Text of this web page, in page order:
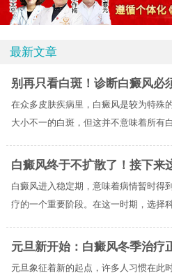
最新文章
别再只看白斑！诊断白癜风必
在众多皮肤疾病里，白癜风是较为特殊
大小不一的白斑，但这并不意味着所有
白癜风终于不扩散了！接下来
白癜风进入稳定期，意味着病情暂时得
疗的一个重要阶段。在这一时期，选择
元旦新开始：白癜风冬季治疗
元旦象征着新的起点，许多人习惯在此